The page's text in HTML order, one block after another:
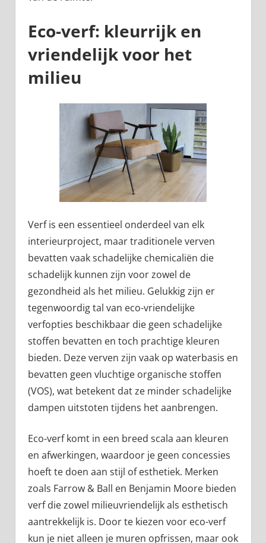
Eco-verf: kleurrijk en
vriendelijk voor het
milieu
Verf is een essentieel onderdeel van elk
interieurproject, maar traditionele verven
bevatten vaak schadelijke chemicaliën die
schadelijk kunnen zijn voor zowel de
gezondheid als het milieu. Gelukkig zijn er
tegenwoordig tal van eco-vriendelijke
verfopties beschikbaar die geen schadelijke
stoffen bevatten en toch prachtige kleuren
bieden. Deze verven zijn vaak op waterbasis en
bevatten geen vluchtige organische stoffen
(VOS), wat betekent dat ze minder schadelijke
dampen uitstoten tijdens het aanbrengen.
Eco-verf komt in een breed scala aan kleuren
en afwerkingen, waardoor je geen concessies
hoeft te doen aan stijl of esthetiek. Merken
zoals Farrow & Ball en Benjamin Moore bieden
verf die zowel milieuvriendelijk als esthetisch
aantrekkelijk is. Door te kiezen voor eco-verf
kun je niet alleen je muren opfrissen, maar ook